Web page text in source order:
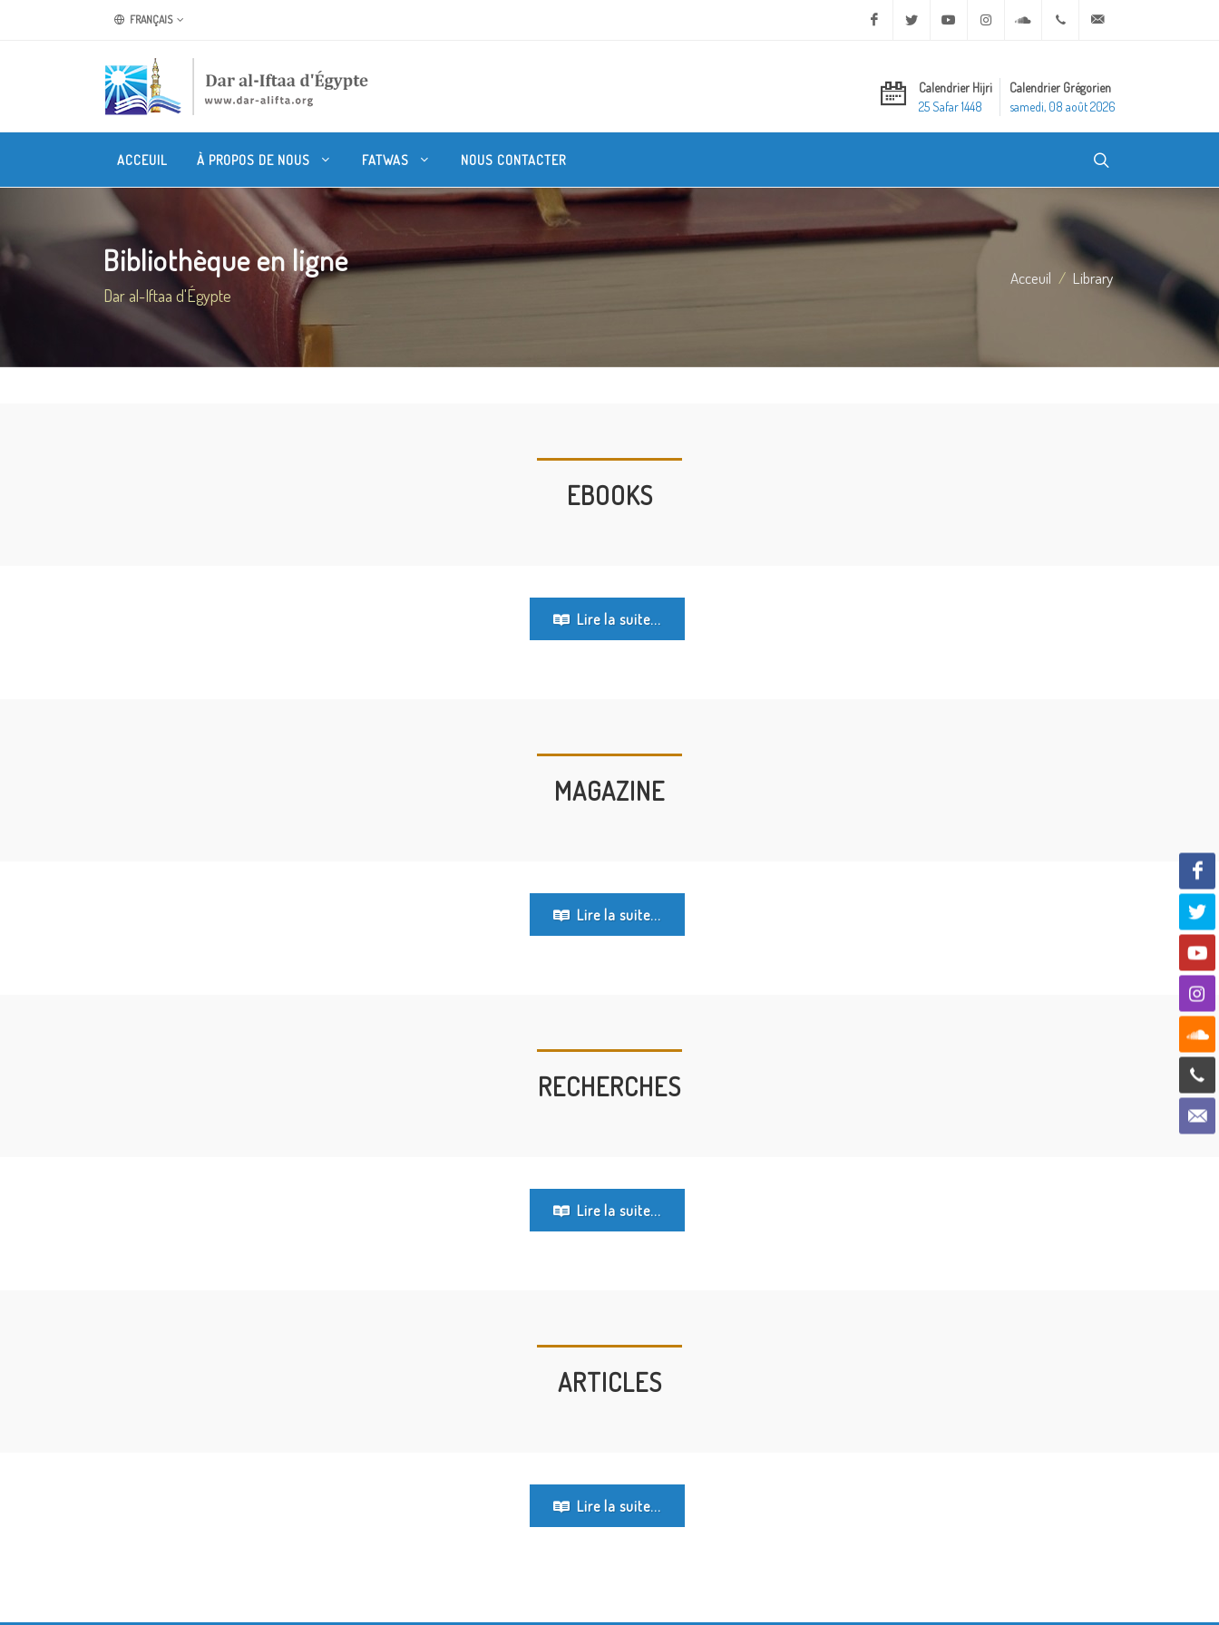
FRANÇAIS Facebook Twitter Youtube Instagram Soundcloud+20 2 25970400
Calendrier Hijri
25 Safar 1448
Calendrier Grégorien
samedi, 08 août 2026
ACCEUIL À PROPOS DE NOUS FATWAS NOUS CONTACTER
Bibliothèque en ligne
Dar al-Iftaa d'Égypte
Acceuil Library
EBOOKS
Lire la suite...
MAGAZINE
Lire la suite...
RECHERCHES
Lire la suite...
ARTICLES
Lire la suite...